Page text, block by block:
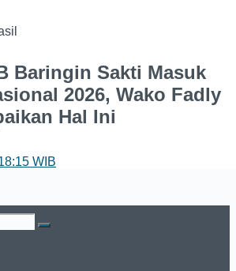
Baringin Sakti Masuk
2026, Wako Fadly
Hal Ini
WIB